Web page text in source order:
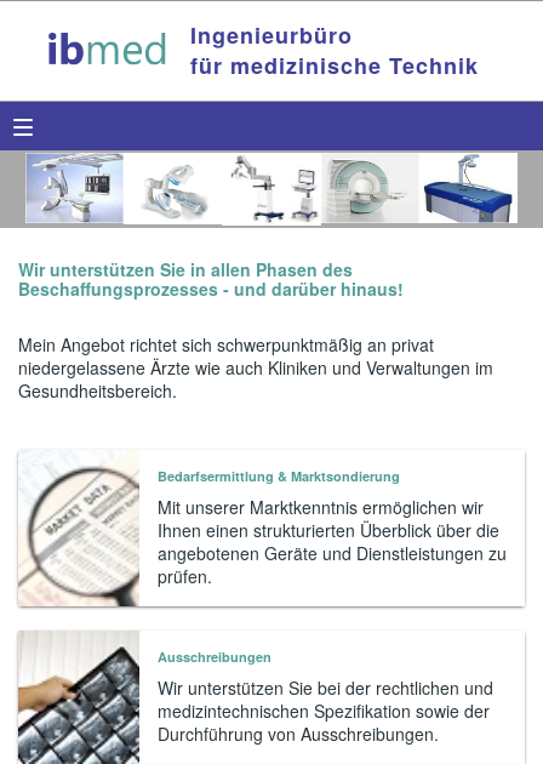
Ingenieurbüro
für medizinische Technik
Wir unterstützen Sie in allen Phasen des
Beschaffungsprozesses - und darüber hinaus!
Mein Angebot richtet sich schwerpunktmäßig an privat
niedergelassene Ärzte wie auch Kliniken und Verwaltungen im
Gesundheitsbereich.
Bedarfsermittlung & Marktsondierung
Mit unserer Marktkenntnis ermöglichen wir
Ihnen einen strukturierten Überblick über die
angebotenen Geräte und Dienstleistungen zu
prüfen.
Ausschreibungen
Wir unterstützen Sie bei der rechtlichen und
medizintechnischen Spezifikation sowie der
Durchführung von Ausschreibungen.